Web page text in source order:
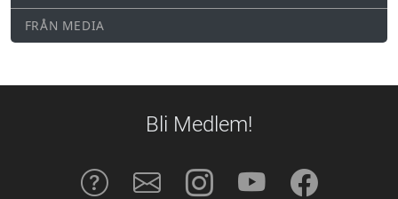
FRÅN MEDIA
Bli Medlem!